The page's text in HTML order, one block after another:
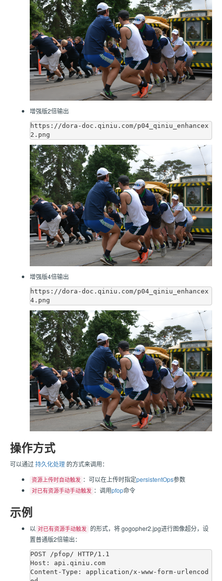
增强版2倍输出
https://dora-doc.qiniu.com/p04_qiniu_enhancex
增强版4倍输出
https://dora-doc.qiniu.com/p04_qiniu_enhancex
操作方式
可以通过持久化处理 的方式来调用：
资源上传时自动触发 ：可以在上传时指定persistentOps参数
对已有资源手动手动触发 ：调用pfop命令
示例
以 对已有资源手动触发
的形式，将 gogopher2.jpg进行图像超分，设
置普通版2倍输出：
POST /pfop/ HTTP/1.1
Host: api.qiniu.com
Content-Type: application/x-www-form-urlencod